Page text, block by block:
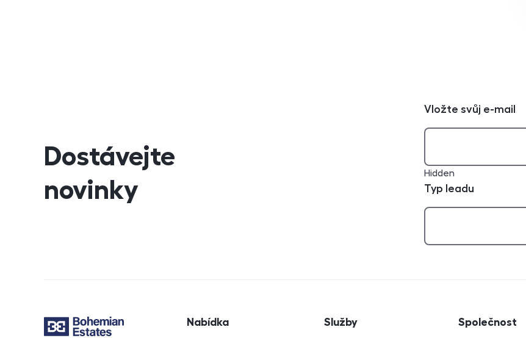
Dostávejte
novinky
Vložte svůj e-mail
Hidden
Typ leadu
Navigace v zápatí
Nabídka Služby Společnost